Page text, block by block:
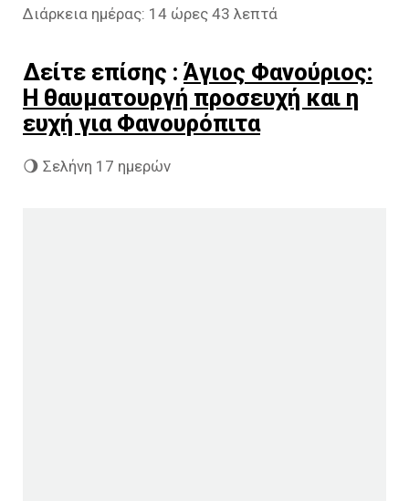
Διάρκεια ημέρας: 14 ώρες 43 λεπτά
Δείτε επίσης : Άγιος Φανούριος:
Η θαυματουργή προσευχή και η
ευχή για Φανουρόπιτα
🌖 Σελήνη 17 ημερών